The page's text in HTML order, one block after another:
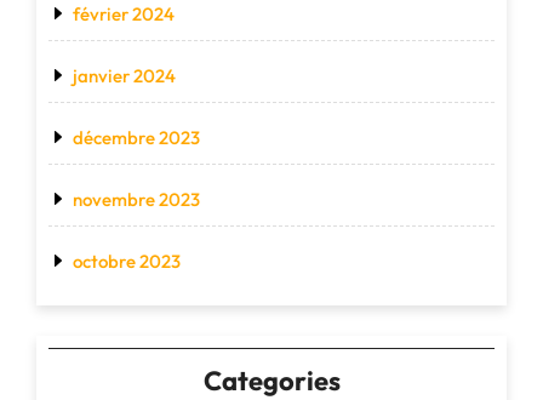
février 2024
janvier 2024
décembre 2023
novembre 2023
octobre 2023
Categories